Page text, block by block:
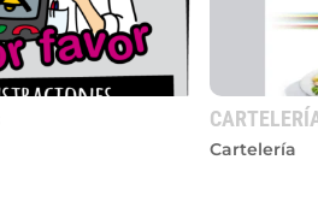
Cartelería